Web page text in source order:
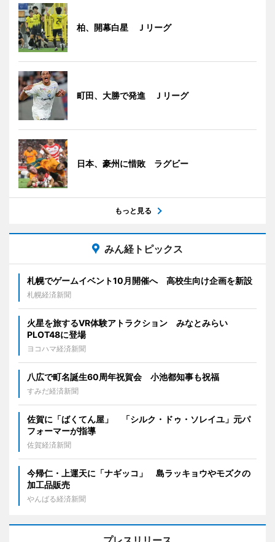
柏、開幕白星 Ｊリーグ
町田、大勝で発進 Ｊリーグ
日本、豪州に惜敗 ラグビー
もっと見る
みん経トピックス
札幌でゲームイベント10月開催へ 高校生向け企画を新設
札幌経済新聞
火星を旅するVR体験アトラクション みなとみらい
PLOT48に登場
ヨコハマ経済新聞
八広で町名誕生60周年祝賀会 小池都知事も祝福
すみだ経済新聞
佐賀に「ばくてん屋」 「シルク・ドゥ・ソレイユ」元パ
フォーマーが指導
佐賀経済新聞
今帰仁・上運天に「ナギッコ」 島ラッキョウやモズクの
加工品販売
やんばる経済新聞